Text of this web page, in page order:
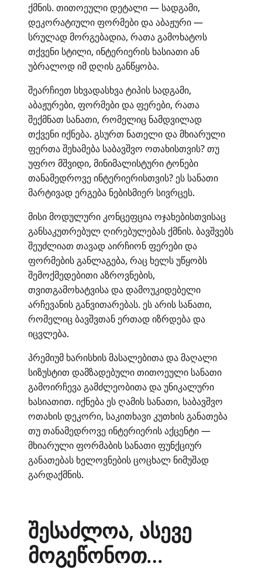
ქმნის. თითოეული დეტალი — სადგამი,
დეკორატიული ფორმები და აბაჟური —
სრულად მორგებადია, რათა გამოხატოს
თქვენი სტილი, ინტერიერის ხასიათი ან
უბრალოდ იმ დღის განწყობა.
შეარჩიეთ სხვადასხვა ტიპის სადგამი,
აბაჟურები, ფორმები და ფერები, რათა
შექმნათ სანათი, რომელიც ნამდვილად
თქვენი იქნება. გსურთ ნათელი და მხიარული
ფერთა შეხამება საბავშვო ოთახისთვის? თუ
უფრო მშვიდი, მინიმალისტური ტონები
თანამედროვე ინტერიერისთვის? ეს სანათი
მარტივად ერგება ნებისმიერ სივრცეს.
მისი მოდულური კონცეფცია ოჯახებისთვისაც
განსაკუთრებულ ღირებულებას ქმნის. ბავშვებს
შეუძლიათ თავად აირჩიონ ფერები და
ფორმების განლაგება, რაც ხელს უწყობს
შემოქმედებითი აზროვნების,
თვითგამოხატვისა და დამოუკიდებელი
არჩევანის განვითარებას. ეს არის სანათი,
რომელიც ბავშვთან ერთად იზრდება და
იცვლება.
პრემიუმ ხარისხის მასალებითა და მაღალი
სიზუსტით დამზადებული თითოეული სანათი
გამოირჩევა გამძლეობითა და უნიკალური
ხასიათით. იქნება ეს ღამის სანათი, საბავშვო
ოთახის დეკორი, საკითხავი კუთხის განათება
თუ თანამედროვე ინტერიერის აქცენტი —
მხიარული ფორმაბის სანათი ფუნქციურ
განათებას ხელოვნების ცოცხალ ნიმუშად
გარდაქმნის.
შესაძლოა, ასევე
მოგეწონოთ…